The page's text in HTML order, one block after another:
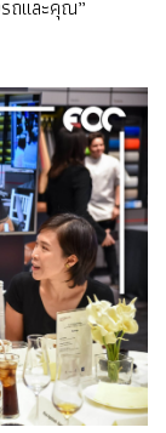
ถเเละคุณ”